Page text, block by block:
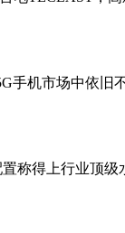
手机市场中依
称得上行业顶